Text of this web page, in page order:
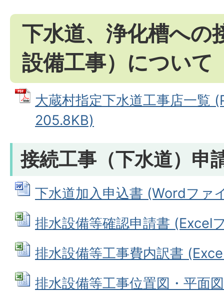
下水道、浄化槽への
設備工事）について
大蔵村指定下水道工事店一覧
205.8KB)
接続工事（下水道）申
下水道加入申込書 (Wordファ
排水設備等確認申請書 (Excel
排水設備等工事費内訳書
排水設備等工事位置図・平面